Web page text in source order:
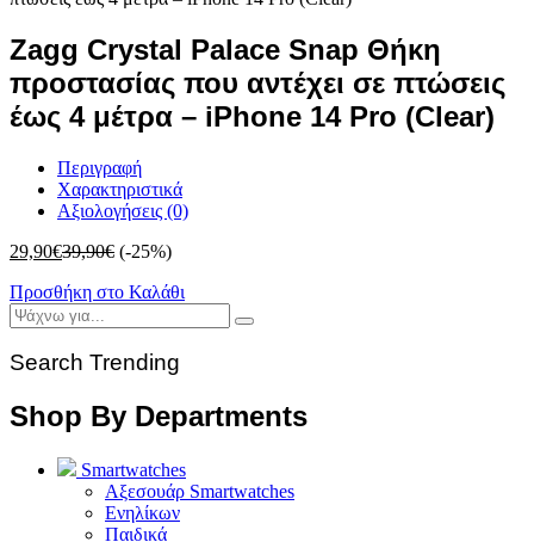
Zagg Crystal Palace Snap Θήκη
προστασίας που αντέχει σε πτώσεις
έως 4 μέτρα – iPhone 14 Pro (Clear)
Περιγραφή
Χαρακτηριστικά
Αξιολογήσεις (0)
29,90€39,90€ (-25%)
Προσθήκη στο Καλάθι
Search Trending
Shop By Departments
Smartwatches
Αξεσουάρ Smartwatches
Ενηλίκων
Παιδικά